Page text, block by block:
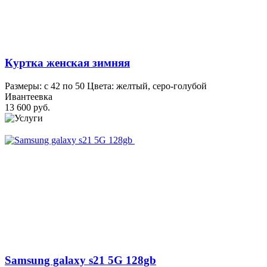
Куртка женская зимняя
Размеры: с 42 по 50 Цвета: желтый, серо-голубой
Ивантеевка
13 600 руб.
Samsung galaxy s21 5G 128gb